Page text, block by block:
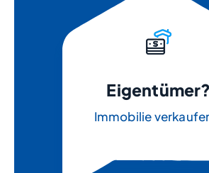
Eigentümer?
Immobilie